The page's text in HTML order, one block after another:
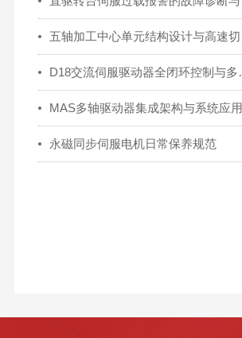
五轴加工中心单元结构设计与高速切削性能分析
D18交流伺服驱动器全闭环控制与多场景适配技术解析
MAS多轴驱动器集成架构与系统应用运维解析
永磁同步伺服电机日常保养规范